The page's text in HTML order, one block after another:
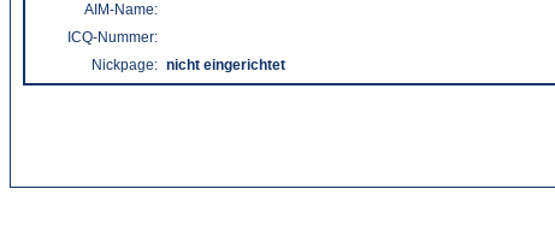
AIM-Name:
ICQ-Nummer:
Nickpage: nicht eingerichtet